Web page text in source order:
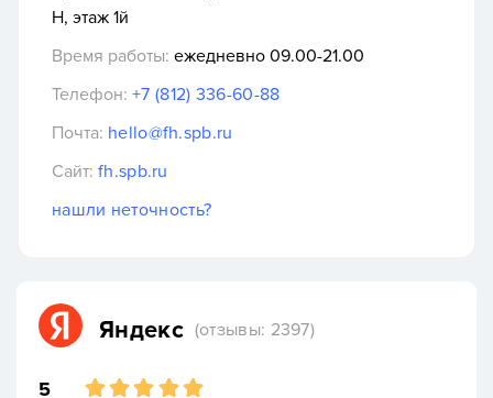
Н, этаж 1й
Время работы: ежедневно 09.00-21.00
Телефон: +7 (812) 336-60-88
Почта: hello@fh.spb.ru
Сайт: fh.spb.ru
нашли неточность?
Яндекс (отзывы: 2397)
5